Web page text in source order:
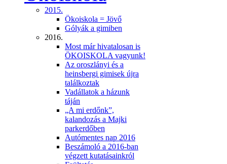
2015.
Ökoiskola = Jövő
Gólyák a gimiben
2016.
Most már hivatalosan is
ÖKOISKOLA vagyunk!
Az oroszlányi és a
heinsbergi gimisek újra
találkoztak
Vadállatok a házunk
táján
„A mi erdőnk”,
kalandozás a Majki
parkerdőben
Autómentes nap 2016
Beszámoló a 2016-ban
végzett kutatásainkról